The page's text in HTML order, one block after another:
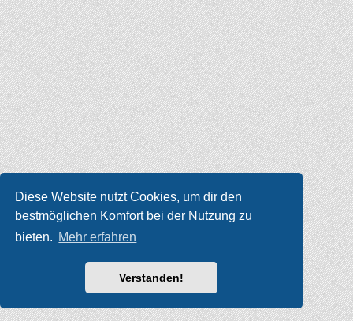
Diese Website nutzt Cookies, um dir den
bestmöglichen Komfort bei der Nutzung zu
bieten. Mehr erfahren
Verstanden!